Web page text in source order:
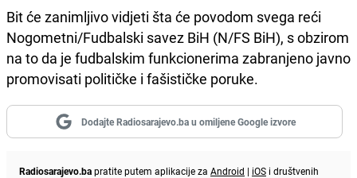
Bit će zanimljivo vidjeti šta će povodom svega reći
Nogometni/Fudbalski savez BiH (N/FS BiH), s obzirom
na to da je fudbalskim funkcionerima zabranjeno javno
promovisati političke i fašističke poruke.
Dodajte Radiosarajevo.ba u omiljene Google izvore
Radiosarajevo.bapratite putem aplikacije za Android | iOS i društvenih